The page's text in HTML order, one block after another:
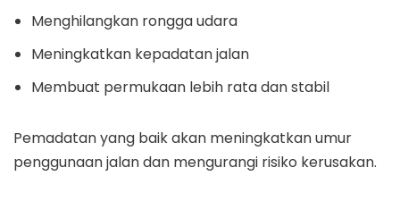
Menghilangkan rongga udara
Meningkatkan kepadatan jalan
Membuat permukaan lebih rata dan stabil
Pemadatan yang baik akan meningkatkan umur
penggunaan jalan dan mengurangi risiko kerusakan.